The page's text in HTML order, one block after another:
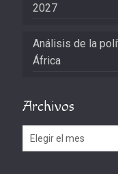
2027
Análisis de la
África
Archivos
Archivos